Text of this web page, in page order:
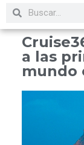
a las
mundo